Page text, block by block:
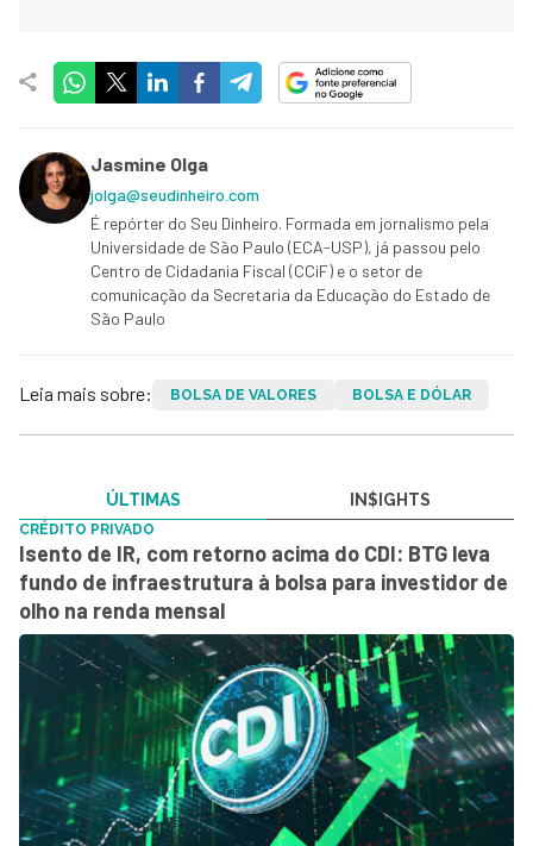
Jasmine Olga
jolga@seudinheiro.com
É repórter do Seu Dinheiro. Formada em jornalismo pela
Universidade de São Paulo (ECA-USP), já passou pelo
Centro de Cidadania Fiscal (CCiF) e o setor de
comunicação da Secretaria da Educação do Estado de
São Paulo
Leia mais sobre: BOLSA DE VALORES BOLSA E DÓLAR
ÚLTIMAS IN$IGHTS
CRÉDITO PRIVADO
Isento de IR, com retorno acima do CDI: BTG leva
fundo de infraestrutura à bolsa para investidor de
olho na renda mensal